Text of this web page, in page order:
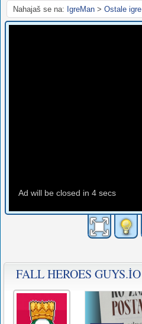
Nahajaš se na: IgreMan > Ostale igre
FALL HEROES GUYS.İO